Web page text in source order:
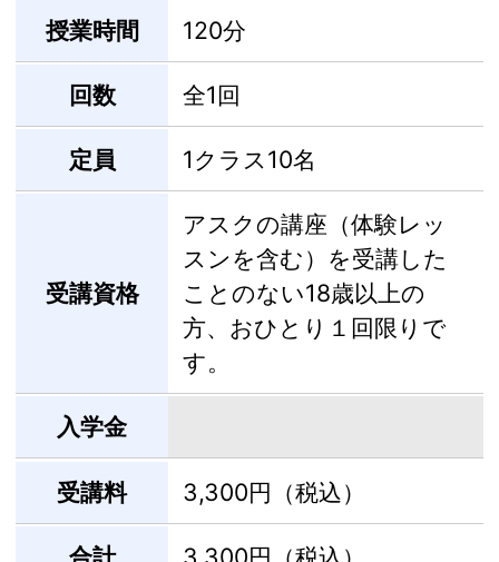
授業時間 120分
回数 全1回
定員 1クラス10名
受講資格
アスクの講座（体験レッ
スンを含む）を受講した
ことのない18歳以上の
方、おひとり１回限りで
す。
入学金
受講料 3,300円（税込）
合計 3,300円（税込）